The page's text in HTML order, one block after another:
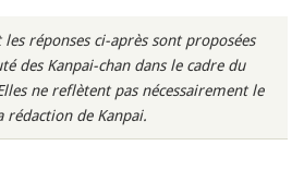
réponses ci-après sont proposées
des Kanpai-chan dans le cadre du
ne reflètent pas nécessairement le
rédaction de Kanpai.